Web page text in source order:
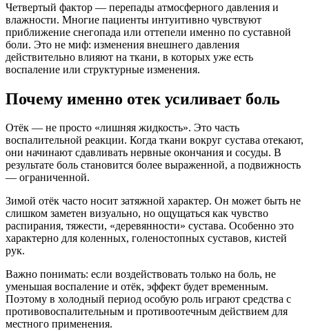
Четвертый фактор — перепады атмосферного давления и
влажности. Многие пациенты интуитивно чувствуют
приближение снегопада или оттепели именно по суставной
боли. Это не миф: изменения внешнего давления
действительно влияют на ткани, в которых уже есть
воспаление или структурные изменения.
Почему именно отек усиливает боль
Отёк — не просто «лишняя жидкость». Это часть
воспалительной реакции. Когда ткани вокруг сустава отекают,
они начинают сдавливать нервные окончания и сосуды. В
результате боль становится более выраженной, а подвижность
— ограниченной.
Зимой отёк часто носит затяжной характер. Он может быть не
слишком заметен визуально, но ощущаться как чувство
распирания, тяжести, «деревянности» сустава. Особенно это
характерно для коленных, голеностопных суставов, кистей
рук.
Важно понимать: если воздействовать только на боль, не
уменьшая воспаление и отёк, эффект будет временным.
Поэтому в холодный период особую роль играют средства с
противовоспалительным и противоотечным действием для
местного применения.